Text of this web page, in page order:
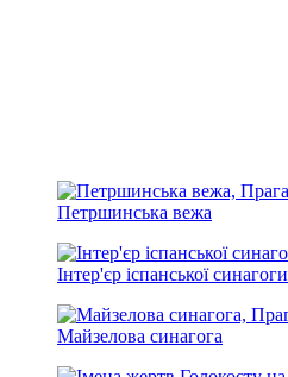
Петршинська вежа
Інтер'єр іспанської синагоги
Майзелова синагога